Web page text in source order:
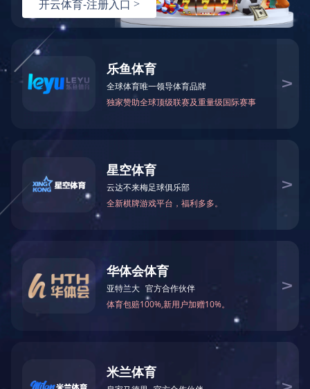
热线：151-9017-0656